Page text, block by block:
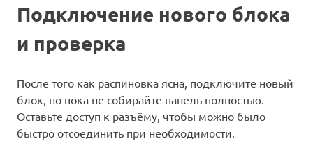
Подключение нового блока
и проверка
После того как распиновка ясна, подключите новый
блок, но пока не собирайте панель полностью.
Оставьте доступ к разъёму, чтобы можно было
быстро отсоединить при необходимости.